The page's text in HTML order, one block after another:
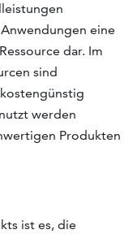
eine
dar. Im
sind
werden
Produkten
ist es, die